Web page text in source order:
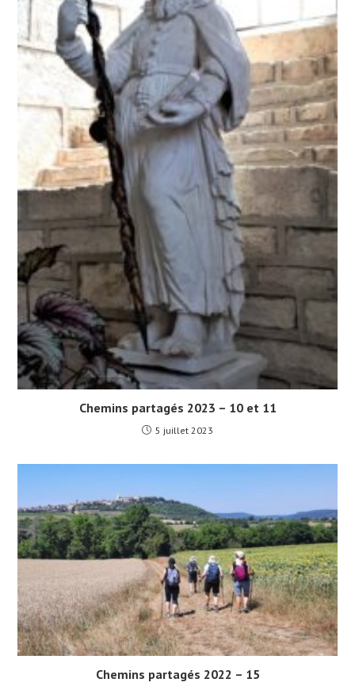
Chemins partagés 2023 – 10 et 11
5 juillet 2023
Chemins partagés 2022 – 15